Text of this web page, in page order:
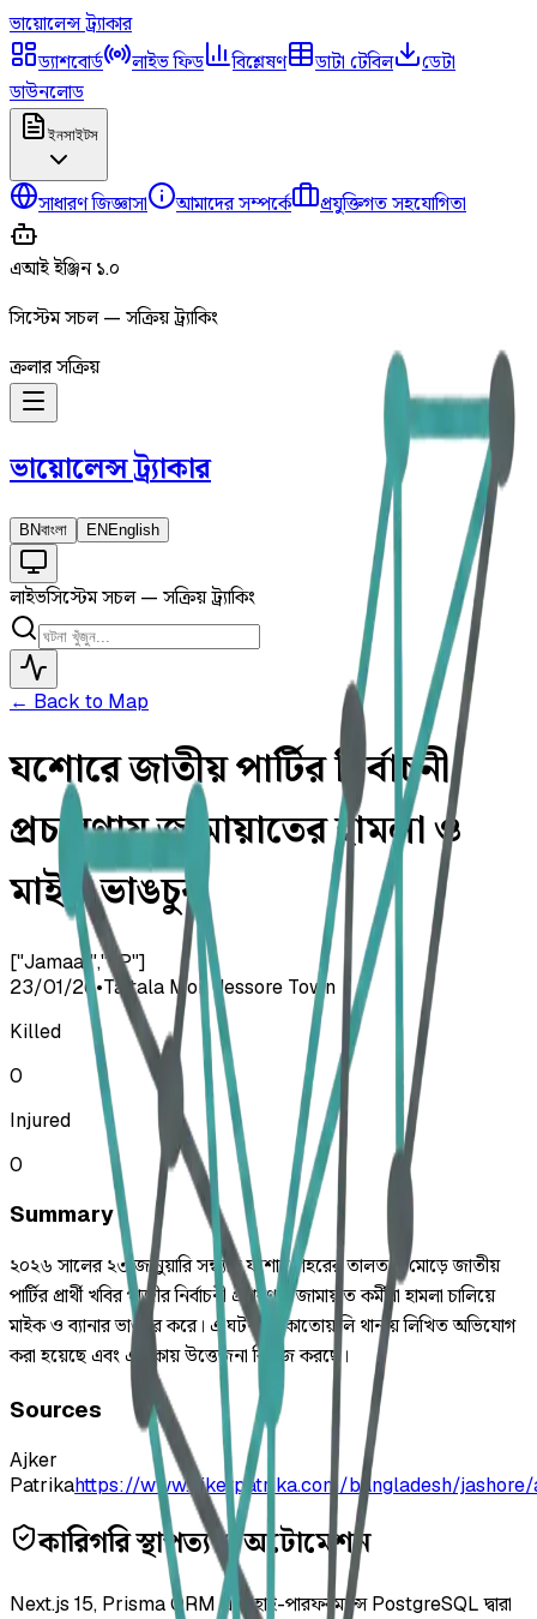
ভায়োলেন্সট্র্যাকার
ড্যাশবোর্ড
লাইভ ফিড বিশ্লেষণ ডাটা টেবিল
ডেটা
ডাউনলোড
ইনসাইটস
সাধারণ জিজ্ঞাসা আমাদের সম্পর্কে প্রযুক্তিগত সহযোগিতা
এআই ইঞ্জিন ১.০
সিস্টেম সচল — সক্রিয় ট্র্যাকিং
ক্রলার সক্রিয়
ভায়োলেন্সট্র্যাকার
BNবাংলা EN English
লাইভসিস্টেম সচল — সক্রিয় ট্র্যাকিং
← Back to Map
যশোরে জাতীয় পার্টির নির্বাচনী
প্রচারণায় জামায়াতের হামলা ও
মাইক ভাঙচুর
["Jamaat","JP"]
23/01/26•Taltala Mor, Jessore Town
Killed
0
Injured
0
Summary
২০২৬ সালের ২৩ জানুয়ারি সন্ধ্যায় যশোর শহরের তালতলা মোড়ে জাতীয়
পার্টির প্রার্থী খবির গাজীর নির্বাচনী প্রচারণায় জামায়াত কর্মীরা হামলা চালিয়ে
মাইক ও ব্যানার ভাঙচুর করে। এ ঘটনায় কোতোয়ালি থানায় লিখিত অভিযোগ
করা হয়েছে এবং এলাকায় উত্তেজনা বিরাজ করছে।
Sources
Ajker
Patrikahttps://www.ajkerpatrika.com/bangladesh/
কারিগরি স্থাপত্য ও অটোমেশন
Next.js 15, Prisma ORM এবং হাই-পারফরম্যান্স PostgreSQL দ্বারা